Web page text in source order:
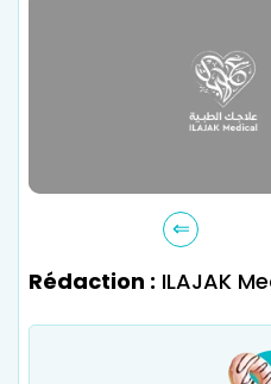
Rédaction : ILAJAK